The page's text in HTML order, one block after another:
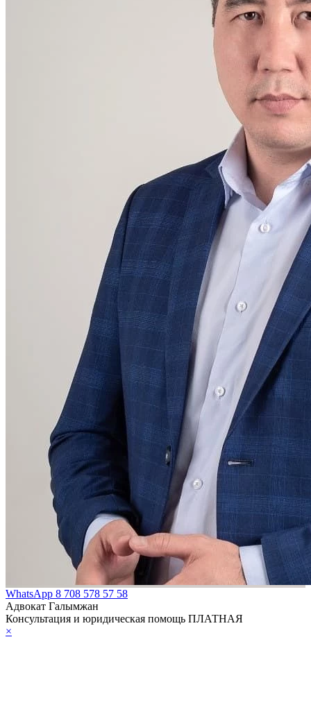
WhatsApp 8 708 578 57 58
Адвокат Галымжан
Консультация и юридическая помощь ПЛАТНАЯ
×